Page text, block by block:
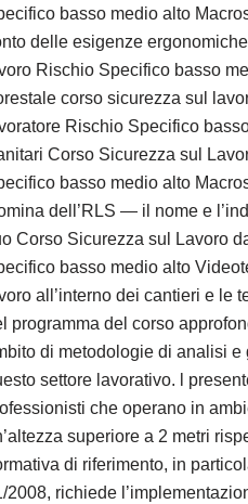
basso medio alto
delle esigenze
Rischio Specifico basso
corso sicurezza sul
Rischio Specifico
Corso Sicurezza sul
basso medio alto
dell’RLS — il nome e
Corso Sicurezza sul Lavoro
basso medio alto
all’interno dei cantieri e le
programma del corso
di metodologie di analisi
settore lavorativo. l
che operano in
superiore a 2 metri
di riferimento, in
2008, richiede